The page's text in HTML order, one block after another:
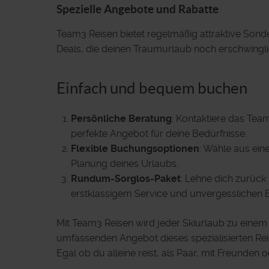
Spezielle Angebote und Rabatte
Team3 Reisen bietet regelmäßig attraktive
Deals, die deinen Traumurlaub noch
Einfach und bequem buchen
Persönliche Beratung: Kontaktiere das
perfekte Angebot für deine Bedürfnisse.
Flexible Buchungsoptionen: Wähle aus
Planung deines Urlaubs.
Rundum-Sorglos-Paket: Lehne dich
erstklassigem Service und unvergesslichen
Mit Team3 Reisen wird jeder Skiurlaub zu
umfassenden Angebot dieses spezialisierten
Egal ob du alleine reist, als Paar, mit Freunden